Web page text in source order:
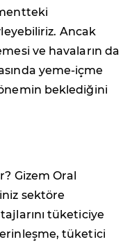
Ancak
ve havaların da
yeme-içme
beklediğini
Gizem Oral
sektöre
tüketiciye
tüketici